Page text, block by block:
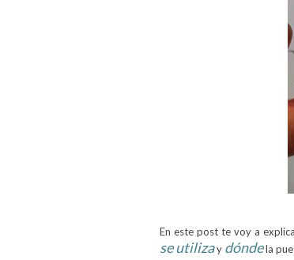
En este post te voy a
se utilizay dóndela